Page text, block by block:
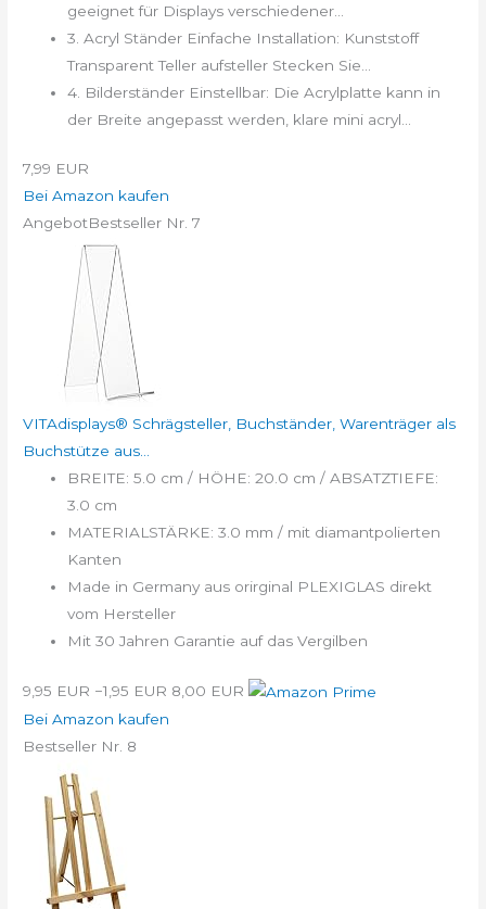
geeignet für Displays verschiedener...
3. Acryl Ständer Einfache Installation: Kunststoff
Transparent Teller aufsteller Stecken Sie...
4. Bilderständer Einstellbar: Die Acrylplatte kann in
der Breite angepasst werden, klare mini acryl...
7,99 EUR
Bei Amazon kaufen
AngebotBestseller Nr. 7
VITAdisplays® Schrägsteller, Buchständer, Warenträger als
Buchstütze aus...
BREITE: 5.0 cm / HÖHE: 20.0 cm / ABSATZTIEFE:
3.0 cm
MATERIALSTÄRKE: 3.0 mm / mit diamantpolierten
Kanten
Made in Germany aus orirginal PLEXIGLAS direkt
vom Hersteller
Mit 30 Jahren Garantie auf das Vergilben
9,95 EUR −1,95 EUR 8,00 EUR
Bei Amazon kaufen
Bestseller Nr. 8